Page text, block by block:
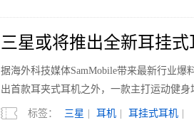
三星或将推出全新耳挂
据海外科技媒体SamMobile带来最新行业爆
出首款耳夹式耳机之外，一款主打运动健身
标签： 三星 耳机 耳挂式耳机